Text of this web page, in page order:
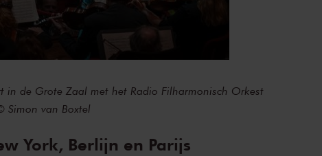
in de Grote Zaal met het Radio Filharmonisch Orkest
Simon van Boxtel
York, Berlijn en Parijs